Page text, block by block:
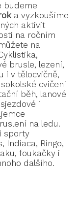
budeme
a vyzkoušíme
aktivit
na ročním
na
brusle, lezení,
i v tělocvičně,
cvičení
běh, lanové
i
na ledu.
sporty
Indiaca, Ringo,
foukačky i
dalšího.